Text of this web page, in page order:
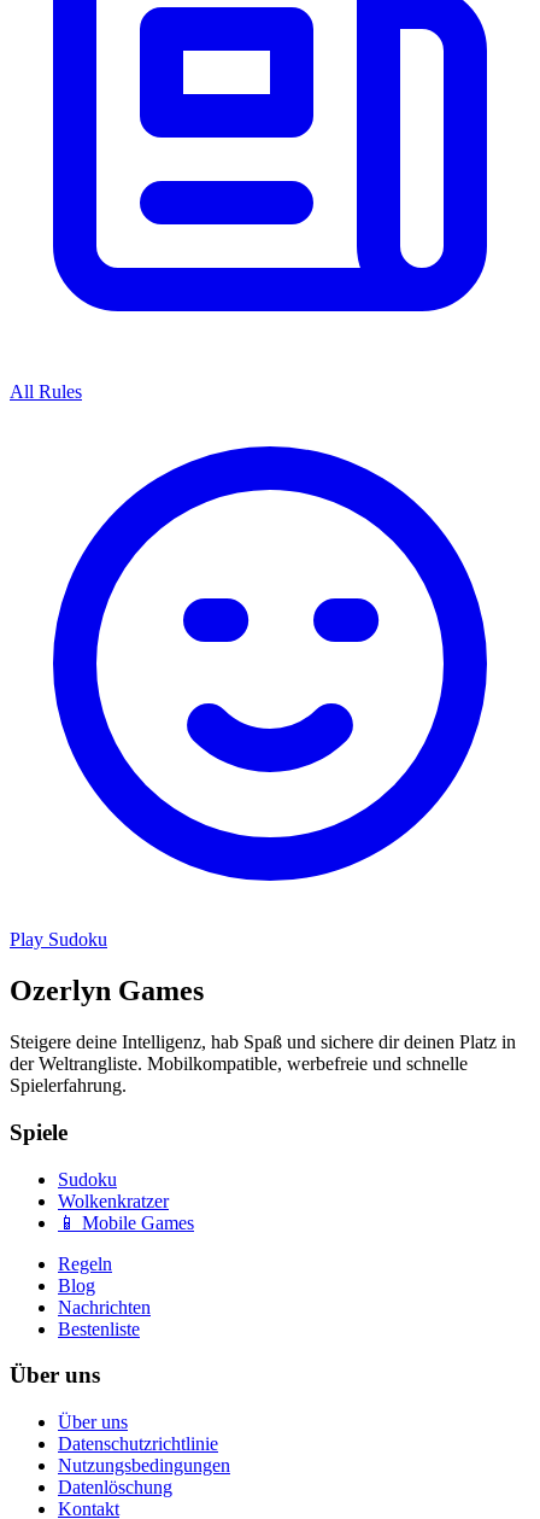
All Rules
Play Sudoku
Ozerlyn Games
Steigere deine Intelligenz, hab Spaß und sichere dir deinen Platz in
der Weltrangliste. Mobilkompatible, werbefreie und schnelle
Spielerfahrung.
Spiele
Sudoku
Wolkenkratzer
📱 Mobile Games
Regeln
Blog
Nachrichten
Bestenliste
Über uns
Über uns
Datenschutzrichtlinie
Nutzungsbedingungen
Datenlöschung
Kontakt